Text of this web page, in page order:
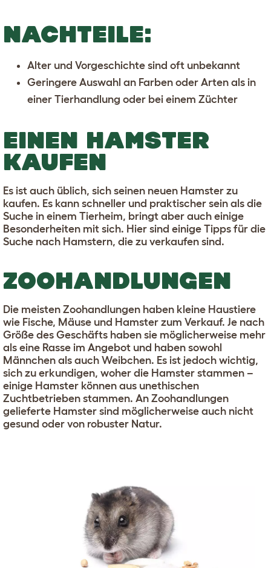
NACHTEILE:
Alter und Vorgeschichte sind oft unbekannt
Geringere Auswahl an Farben oder Arten als in
einer Tierhandlung oder bei einem Züchter
EINEN HAMSTER
KAUFEN
Es ist auch üblich, sich seinen neuen Hamster zu
kaufen. Es kann schneller und praktischer sein als die
Suche in einem Tierheim, bringt aber auch einige
Besonderheiten mit sich. Hier sind einige Tipps für die
Suche nach Hamstern, die zu verkaufen sind.
ZOOHANDLUNGEN
Die meisten Zoohandlungen haben kleine Haustiere
wie Fische, Mäuse und Hamster zum Verkauf. Je nach
Größe des Geschäfts haben sie möglicherweise mehr
als eine Rasse im Angebot und haben sowohl
Männchen als auch Weibchen. Es ist jedoch wichtig,
sich zu erkundigen, woher die Hamster stammen –
einige Hamster können aus unethischen
Zuchtbetrieben stammen. An Zoohandlungen
gelieferte Hamster sind möglicherweise auch nicht
gesund oder von robuster Natur.